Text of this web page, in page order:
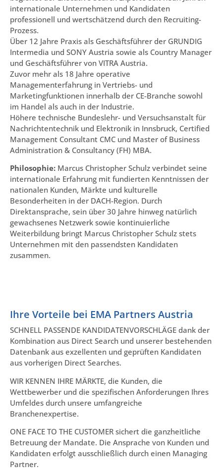
internationale Unternehmen und Kandidaten
professionell und wertschätzend durch den Recruiting-
Prozess.
Über 12 Jahre Praxis als Geschäftsführer der GRUNDIG
Intermedia und SONY Austria sowie als Country Manager
und Geschäftsführer von VITRA Austria.
Zuvor mehr als 18 Jahre operative
Managementerfahrung in Vertriebs- und
Marketingfunktionen innerhalb der CE-Branche sowohl
im Handel als auch in der Industrie.
Höhere technische Bundeslehr- und Versuchsanstalt für
Nachrichtentechnik und Elektronik in Innsbruck, Certified
Management Consultant CMC und Master of Business
Administration & Consultancy (FH) MBA.
Philosophie: Marcus Christopher Schulz verbindet seine
internationale Erfahrung mit fundierten Kenntnissen der
nationalen Kunden, Märkte und kulturelle
Besonderheiten in der DACH-Region. Durch
Direktansprache, sein über 30 Jahre hinweg natürlich
gewachsenes Netzwerk sowie kontinuierliche
Weiterbildung bringt Marcus Christopher Schulz stets
Unternehmen mit den passendsten Kandidaten
zusammen.
Ihre Vorteile bei EMA Partners Austria
SCHNELL PASSENDE KANDIDATENVORSCHLÄGE dank der
Kombination aus Direct Search und unserer bestehenden
Datenbank aus exzellenten und geprüften Kandidaten
aus vorherigen Direct Searches.
WIR KENNEN IHRE MÄRKTE, die Kunden, die
Wettbewerber und die spezifischen Anforderungen Ihres
Umfeldes durch unsere umfangreiche
Branchenexpertise.
ONE FACE TO THE CUSTOMER sichert die ganzheitliche
Betreuung der Mandate. Die Ansprache von Kunden und
Kandidaten erfolgt ausschließlich durch einen Managing
Partner.